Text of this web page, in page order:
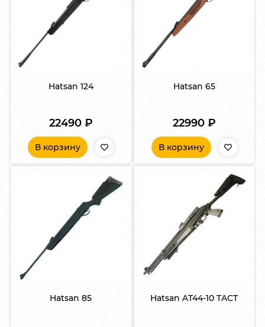
Hatsan 124
22490 ₽
В корзину
Hatsan 65
22990 ₽
В корзину
Hatsan 85 Hatsan AT44-10 TACT